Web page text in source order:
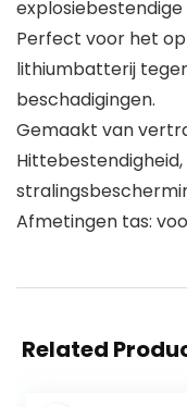
Perfect voor het
lithiumbatterij
beschadigingen.
Gemaakt van
Afmetingen tas:
Related